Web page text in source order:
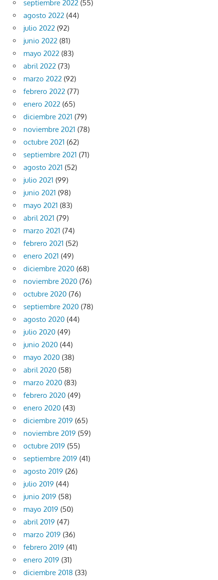
septiembre 2022 (55)
agosto 2022 (44)
julio 2022 (92)
junio 2022 (81)
mayo 2022 (83)
abril 2022 (73)
marzo 2022 (92)
febrero 2022 (77)
enero 2022 (65)
diciembre 2021 (79)
noviembre 2021 (78)
octubre 2021 (62)
septiembre 2021 (71)
agosto 2021 (52)
julio 2021 (99)
junio 2021 (98)
mayo 2021 (83)
abril 2021 (79)
marzo 2021 (74)
febrero 2021 (52)
enero 2021 (49)
diciembre 2020 (68)
noviembre 2020 (76)
octubre 2020 (76)
septiembre 2020 (78)
agosto 2020 (44)
julio 2020 (49)
junio 2020 (44)
mayo 2020 (38)
abril 2020 (58)
marzo 2020 (83)
febrero 2020 (49)
enero 2020 (43)
diciembre 2019 (65)
noviembre 2019 (59)
octubre 2019 (55)
septiembre 2019 (41)
agosto 2019 (26)
julio 2019 (44)
junio 2019 (58)
mayo 2019 (50)
abril 2019 (47)
marzo 2019 (36)
febrero 2019 (41)
enero 2019 (31)
diciembre 2018 (33)